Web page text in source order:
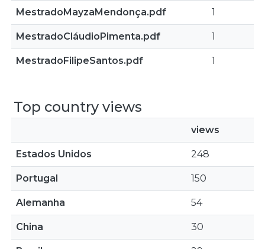
MestradoMayzaMendonça.pdf 1
MestradoCláudioPimenta.pdf 1
MestradoFilipeSantos.pdf 1
Top country views
views
Estados Unidos 248
Portugal 150
Alemanha 54
China 30